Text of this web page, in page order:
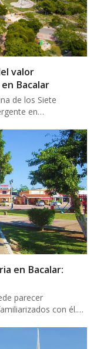
valor
Bacalar
de los Siete
en…
en Bacalar:
parecer
con él.…